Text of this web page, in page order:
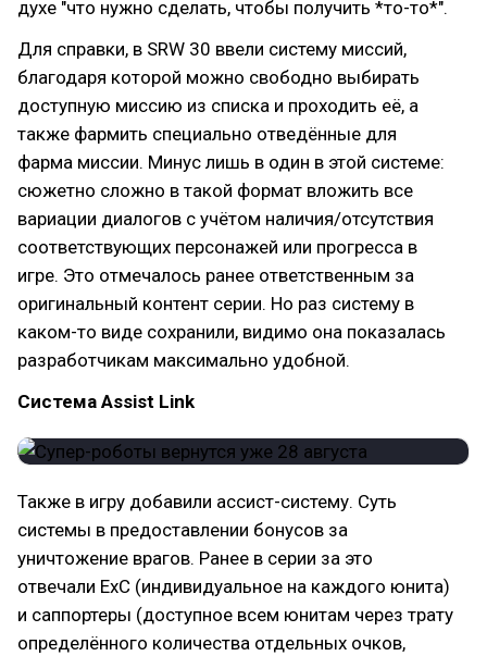
духе "что нужно сделать, чтобы получить *то-то*".
Для справки, в SRW 30 ввели систему миссий,
благодаря которой можно свободно выбирать
доступную миссию из списка и проходить её, а
также фармить специально отведённые для
фарма миссии. Минус лишь в один в этой системе:
сюжетно сложно в такой формат вложить все
вариации диалогов с учётом наличия/отсутствия
соответствующих персонажей или прогресса в
игре. Это отмечалось ранее ответственным за
оригинальный контент серии. Но раз систему в
каком-то виде сохранили, видимо она показалась
разработчикам максимально удобной.
Система Assist Link
Также в игру добавили ассист-систему. Суть
системы в предоставлении бонусов за
уничтожение врагов. Ранее в серии за это
отвечали ExC (индивидуальное на каждого юнита)
и саппортеры (доступное всем юнитам через трату
определённого количества отдельных очков,